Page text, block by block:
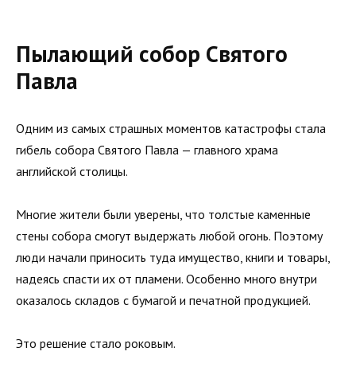
Пылающий собор Святого
Павла
Одним из самых страшных моментов катастрофы стала
гибель собора Святого Павла — главного храма
английской столицы.
Многие жители были уверены, что толстые каменные
стены собора смогут выдержать любой огонь. Поэтому
люди начали приносить туда имущество, книги и товары,
надеясь спасти их от пламени. Особенно много внутри
оказалось складов с бумагой и печатной продукцией.
Это решение стало роковым.